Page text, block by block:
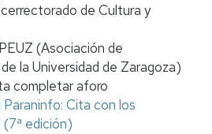
de Cultura y
(Asociación de
la Universidad de Zaragoza)
completar aforo
Cita con los
edición)